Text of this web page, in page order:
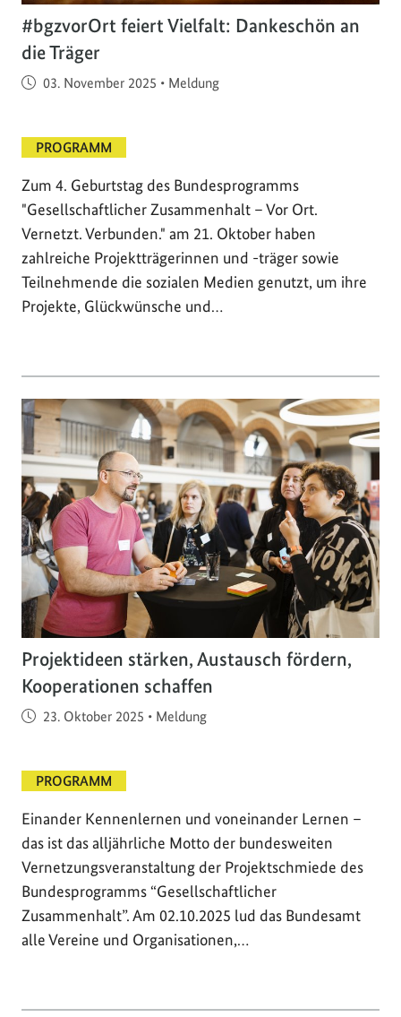
#bgzvorOrt feiert Vielfalt: Dankeschön an
die Träger
Veröffentlicht am
03. November 2025 • Meldung
PROGRAMM
Zum 4. Geburtstag des Bundesprogramms
"Gesellschaftlicher Zusammenhalt – Vor Ort.
Vernetzt. Verbunden." am 21. Oktober haben
zahlreiche Projektträgerinnen und -träger sowie
Teilnehmende die sozialen Medien genutzt, um ihre
Projekte, Glückwünsche und…
Projektideen stärken, Austausch fördern,
Kooperationen schaffen
Veröffentlicht am
23. Oktober 2025 • Meldung
PROGRAMM
Einander Kennenlernen und voneinander Lernen –
das ist das alljährliche Motto der bundesweiten
Vernetzungsveranstaltung der Projektschmiede des
Bundesprogramms “Gesellschaftlicher
Zusammenhalt”. Am 02.10.2025 lud das Bundesamt
alle Vereine und Organisationen,…